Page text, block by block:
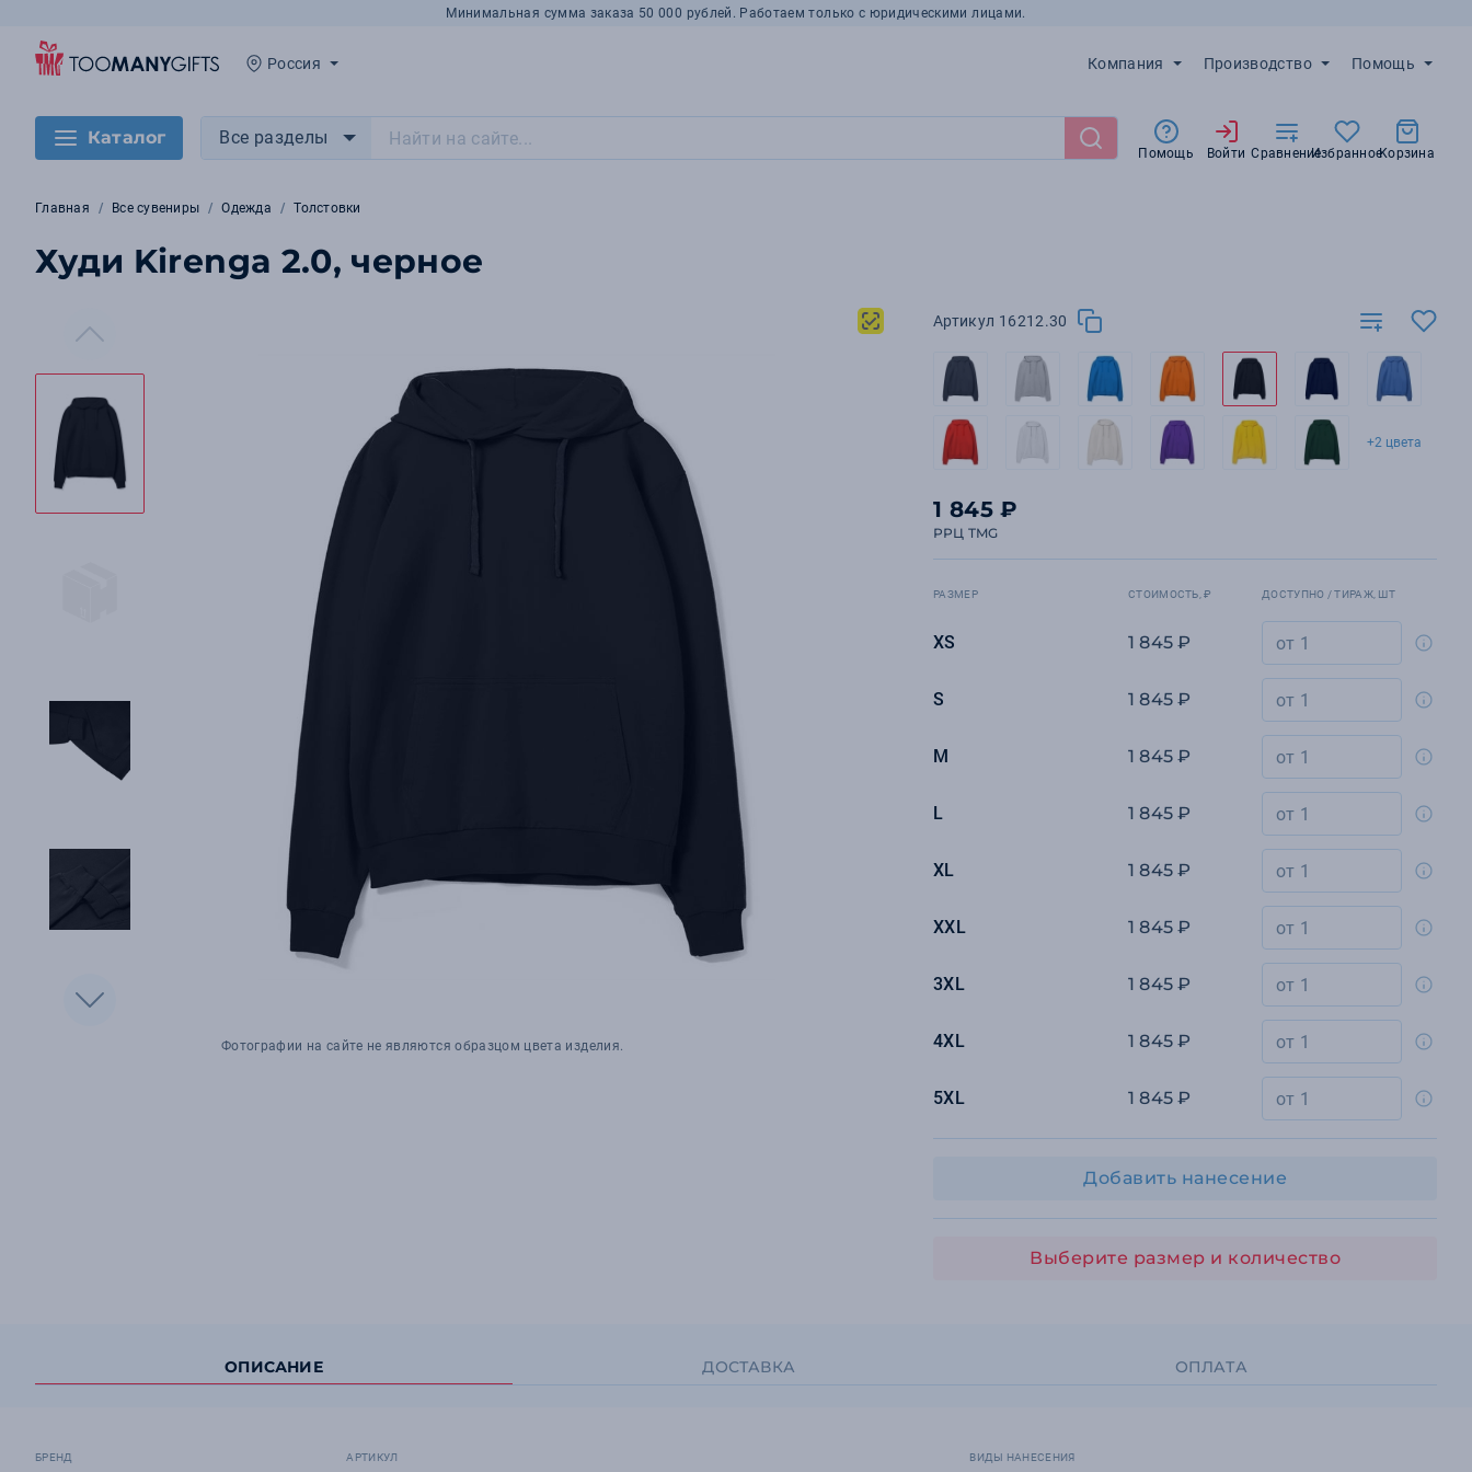
Минимальная сумма заказа 50 000 рублей. Работаем только с юридическими лицами.
Россия Компания Производство Помощь
Каталог Все разделы
Помощь Войти СравнениеИзбранноеКорзина
Главная Все сувениры Одежда Толстовки
Худи Kirenga 2.0, черное
Фотографии на сайте не являются образцом цвета изделия.
Артикул 16212.30
+2 цвета
1 845 ₽
РРЦ TMG
РАЗМЕР СТОИМОСТЬ, ₽ ДОСТУПНО / ТИРАЖ, ШТ
XS 1 845 ₽
S 1 845 ₽
M 1 845 ₽
L 1 845 ₽
XL 1 845 ₽
XXL 1 845 ₽
3XL 1 845 ₽
4XL 1 845 ₽
5XL 1 845 ₽
Добавить нанесение
Выберите размер и количество
ОПИСАНИЕ ДОСТАВКА ОПЛАТА
БРЕНД АРТИКУЛ ВИДЫ НАНЕСЕНИЯ